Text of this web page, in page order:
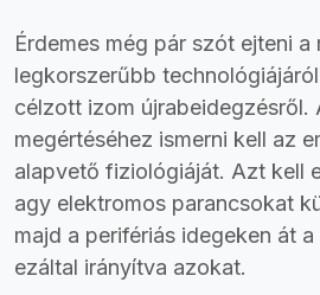
Érdemes még pár szót ejteni
legkorszerűbb
célzott izom újrabeidegzésről.
megértéséhez ismerni kell az
alapvető fiziológiáját. Azt kell
agy elektromos parancsokat
majd a perifériás idegeken át
ezáltal irányítva azokat.